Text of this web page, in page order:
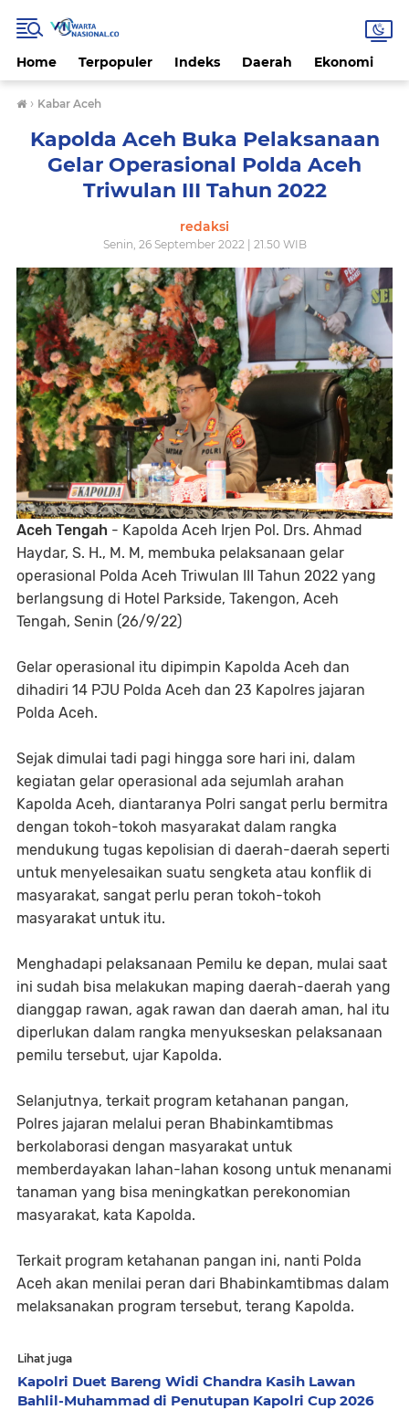
Home Terpopuler Indeks Daerah Ekonomi
› Kabar Aceh
Kapolda Aceh Buka Pelaksanaan
Gelar Operasional Polda Aceh
Triwulan III Tahun 2022
redaksi
Senin, 26 September 2022 | 21.50 WIB
Aceh Tengah - Kapolda Aceh Irjen Pol. Drs. Ahmad
Haydar, S. H., M. M, membuka pelaksanaan gelar
operasional Polda Aceh Triwulan III Tahun 2022 yang
berlangsung di Hotel Parkside, Takengon, Aceh
Tengah, Senin (26/9/22)
Gelar operasional itu dipimpin Kapolda Aceh dan
dihadiri 14 PJU Polda Aceh dan 23 Kapolres jajaran
Polda Aceh.
Sejak dimulai tadi pagi hingga sore hari ini, dalam
kegiatan gelar operasional ada sejumlah arahan
Kapolda Aceh, diantaranya Polri sangat perlu bermitra
dengan tokoh-tokoh masyarakat dalam rangka
mendukung tugas kepolisian di daerah-daerah seperti
untuk menyelesaikan suatu sengketa atau konflik di
masyarakat, sangat perlu peran tokoh-tokoh
masyarakat untuk itu.
Menghadapi pelaksanaan Pemilu ke depan, mulai saat
ini sudah bisa melakukan maping daerah-daerah yang
dianggap rawan, agak rawan dan daerah aman, hal itu
diperlukan dalam rangka menyukseskan pelaksanaan
pemilu tersebut, ujar Kapolda.
Selanjutnya, terkait program ketahanan pangan,
Polres jajaran melalui peran Bhabinkamtibmas
berkolaborasi dengan masyarakat untuk
memberdayakan lahan-lahan kosong untuk menanami
tanaman yang bisa meningkatkan perekonomian
masyarakat, kata Kapolda.
Terkait program ketahanan pangan ini, nanti Polda
Aceh akan menilai peran dari Bhabinkamtibmas dalam
melaksanakan program tersebut, terang Kapolda.
Lihat juga
Kapolri Duet Bareng Widi Chandra Kasih Lawan
Bahlil-Muhammad di Penutupan Kapolri Cup 2026